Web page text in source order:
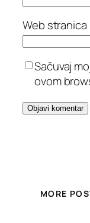
Web stranica
Sačuvaj
ovom
MORE